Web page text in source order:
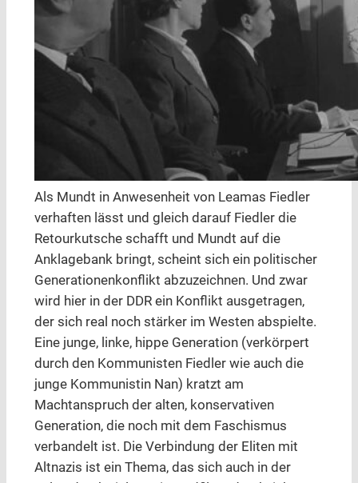
Als Mundt in Anwesenheit von Leamas Fiedler
verhaften lässt und gleich darauf Fiedler die
Retourkutsche schafft und Mundt auf die
Anklagebank bringt, scheint sich ein politischer
Generationenkonflikt abzuzeichnen. Und zwar
wird hier in der DDR ein Konflikt ausgetragen,
der sich real noch stärker im Westen abspielte.
Eine junge, linke, hippe Generation (verkörpert
durch den Kommunisten Fiedler wie auch die
junge Kommunistin Nan) kratzt am
Machtanspruch der alten, konservativen
Generation, die noch mit dem Faschismus
verbandelt ist. Die Verbindung der Eliten mit
Altnazis ist ein Thema, das sich auch in der